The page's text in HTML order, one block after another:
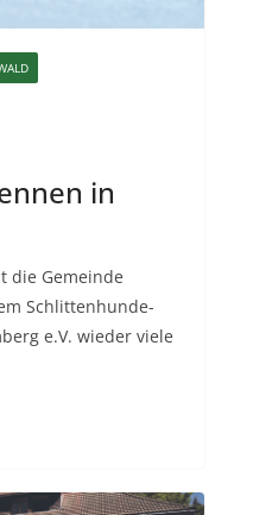
in
die Gemeinde
Schlittenhunde-
e.V. wieder viele